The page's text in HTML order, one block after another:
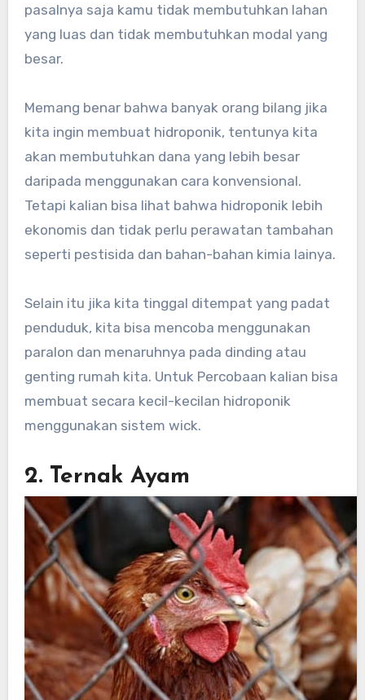
pasalnya saja kamu tidak membutuhkan lahan
yang luas dan tidak membutuhkan modal yang
besar.
Memang benar bahwa banyak orang bilang jika
kita ingin membuat hidroponik, tentunya kita
akan membutuhkan dana yang lebih besar
daripada menggunakan cara konvensional.
Tetapi kalian bisa lihat bahwa hidroponik lebih
ekonomis dan tidak perlu perawatan tambahan
seperti pestisida dan bahan-bahan kimia lainya.
Selain itu jika kita tinggal ditempat yang padat
penduduk, kita bisa mencoba menggunakan
paralon dan menaruhnya pada dinding atau
genting rumah kita. Untuk Percobaan kalian bisa
membuat secara kecil-kecilan hidroponik
menggunakan sistem wick.
2. Ternak Ayam